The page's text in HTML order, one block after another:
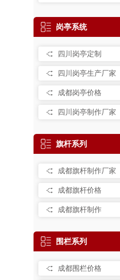
岗亭系统
四川岗亭定制
四川岗亭生产厂家
成都岗亭价格
四川岗亭制作厂家
旗杆系列
成都旗杆制作厂家
成都旗杆价格
成都旗杆制作
围栏系列
成都围栏价格